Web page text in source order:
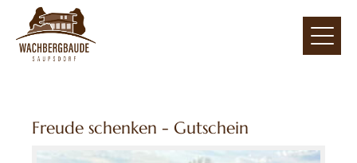
Freude schenken - Gutschein